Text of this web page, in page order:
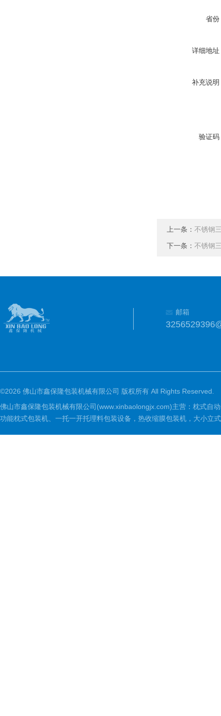
省份
详细地址
补充说明
验证码
上一条： 不锈钢
下一条： 不锈钢
邮箱
©2026 佛山市鑫保隆包装机械有限公司 版权所有 All Rights Reserved.
佛山市鑫保隆包装机械有限公司(www.xinbaolongjx.com)主营：枕式自
功能枕式包装机、一托一开托理料包装设备，热收缩膜包装机，大小立